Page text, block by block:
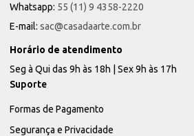
Whatsapp: 55 (11) 9 4358-2220
E-mail: sac@casadaarte.com.br
Horário de atendimento
Seg à Qui das 9h às 18h | Sex 9h às 17h
Suporte
Formas de Pagamento
Segurança e Privacidade